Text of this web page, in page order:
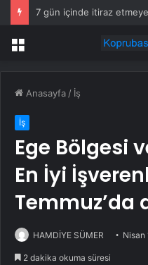
Menü
Anasayfa / İş
İş
Ege Bölgesi
En İyi
Temmuz’da
HAMDİYE SÜMER Nisan
2 dakika okuma süresi